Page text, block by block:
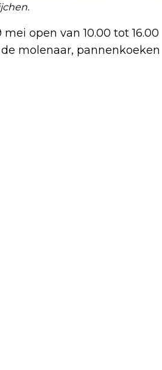
open van 10.00 tot 16.00
molenaar, pannenkoeken